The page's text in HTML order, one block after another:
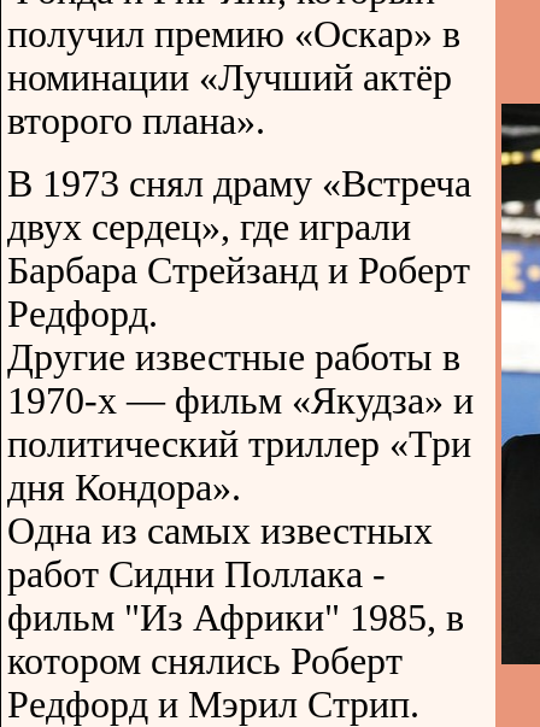
получил премию «Оскар» в
номинации «Лучший актёр
второго плана».
В 1973 снял драму «Встреча
двух сердец», где играли
Барбара Стрейзанд и Роберт
Редфорд.
Другие известные работы в
1970-х — фильм «Якудза» и
политический триллер «Три
дня Кондора».
Одна из самых известных
работ Сидни Поллака -
фильм "Из Африки" 1985, в
котором снялись Роберт
Редфорд и Мэрил Стрип.